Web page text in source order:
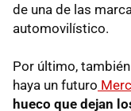
de una de las
automovilístico.
Por último,
haya un futuro
hueco que dejan